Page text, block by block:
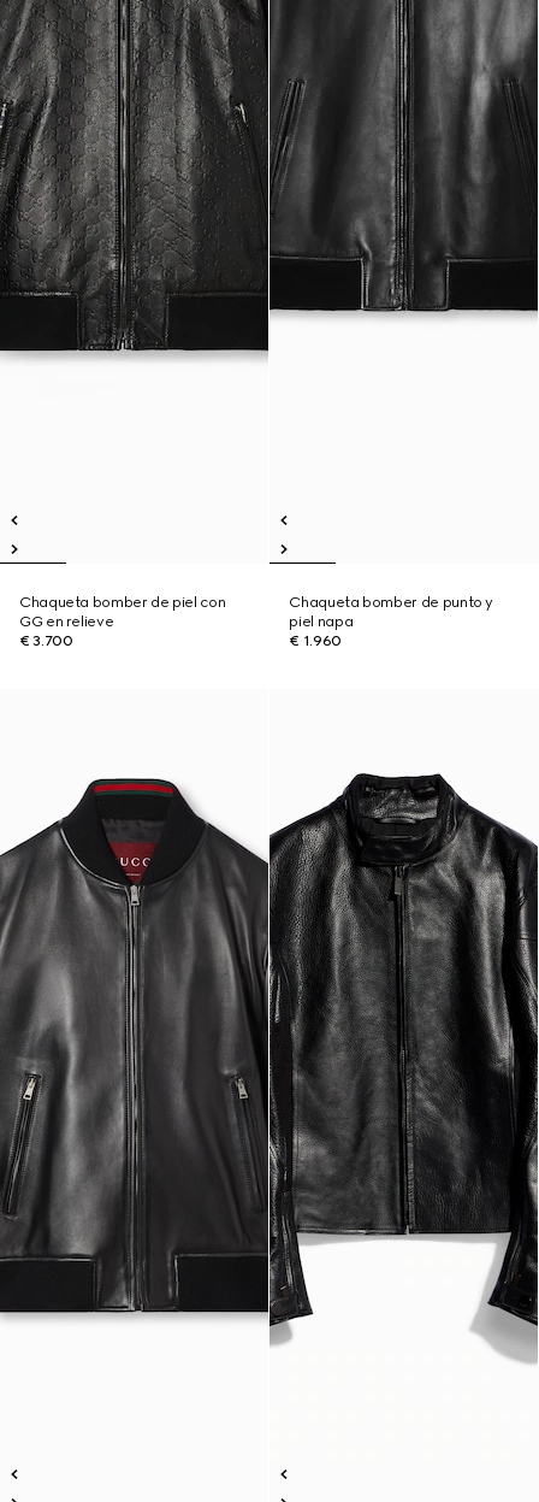
Chaqueta bomber de piel con
GG en relieve
€ 3.700
Chaqueta bomber de punto y
piel napa
€ 1.960